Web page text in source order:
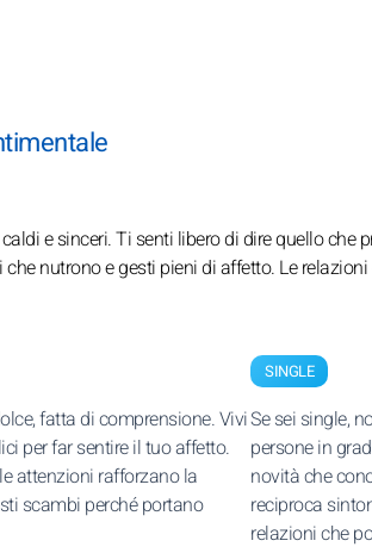
e sinceri. Ti senti libero di dire quello
nutrono e gesti pieni di affetto. Le
fatta di comprensione. Vivi
per far sentire il tuo affetto.
attenzioni rafforzano la
scambi perché portano
SINGLE
Se sei single,
persone in
novità che
reciproca
relazioni che